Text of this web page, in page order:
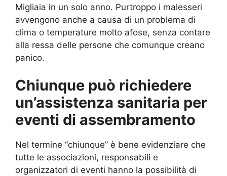
Migliaia in un solo anno. Purtroppo i malesseri
avvengono anche a causa di un problema di
clima o temperature molto afose, senza contare
alla ressa delle persone che comunque creano
panico.
Chiunque può richiedere
un’assistenza sanitaria per
eventi di assembramento
Nel termine “chiunque” è bene evidenziare che
tutte le associazioni, responsabili e
organizzatori di eventi hanno la possibilità di